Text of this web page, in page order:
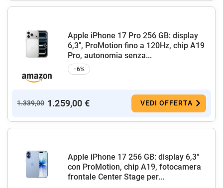
Apple iPhone 17 Pro 256 GB: display
6,3", ProMotion fino a 120Hz, chip A19
Pro, autonomia senza...
−6%
1.339,00 1.259,00 € VEDI OFFERTA
Apple iPhone 17 256 GB: display 6,3"
con ProMotion, chip A19, fotocamera
frontale Center Stage per...